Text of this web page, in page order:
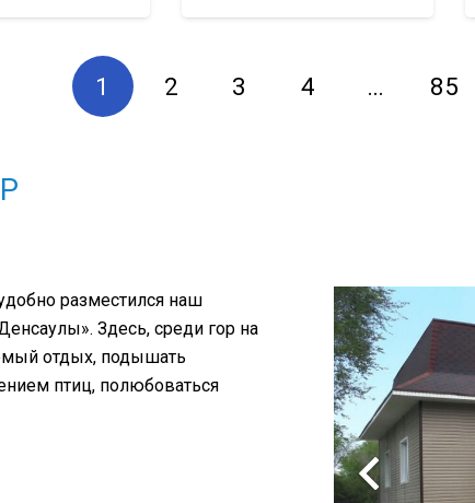
1 2 3 4 … 85
разместился наш
Здесь, среди гор на
отдых, подышать
птиц, полюбоваться